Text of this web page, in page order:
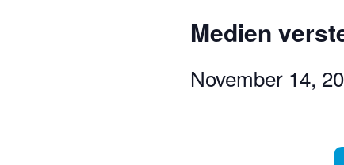
Medien
November 14,